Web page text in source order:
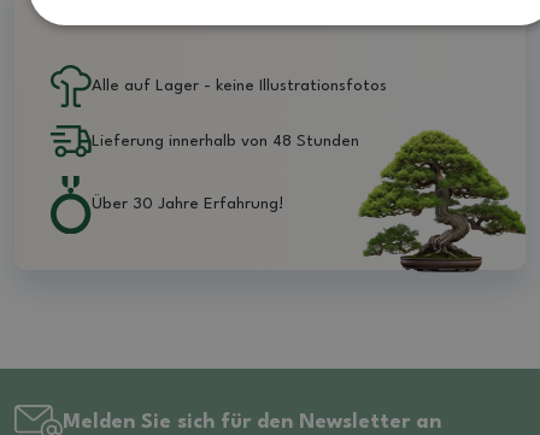
Warum bei uns kaufen?
Alle auf Lager - keine Illustrationsfotos
Lieferung innerhalb von 48 Stunden
Über 30 Jahre Erfahrung!
Melden Sie sich für den Newsletter an